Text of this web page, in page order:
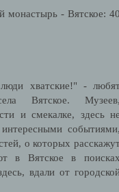
монастырь - Вятское:
хватские!" -
Вятское.
и смекалке, здесь
о которых
в Вятское в
вдали от